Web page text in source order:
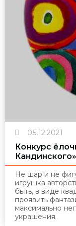
05.12.2021
Конкурс
Кандинского»
Не шар и не
игрушка
быть, в виде
проявить
максимально
украшения.